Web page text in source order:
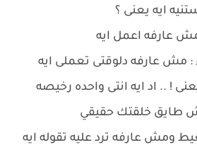
ايه يعنى ؟
عارفه اعمل ايه
مش عارفه دلوقتى تعملى ايه
! .. اد ايه انتى واحده رخيصه
طايق خلقتك حقيقي
ومش عارفه ترد عليه تقوله ايه